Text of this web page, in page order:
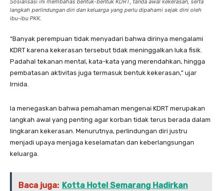
Sosialisasi ini membahas bentuk-bentuk KDRT, tanda awal kekerasan, serta
langkah perlindungan diri dan keluarga yang perlu dipahami sejak dini oleh
ibu-ibu PKK.
“Banyak perempuan tidak menyadari bahwa dirinya mengalami
KDRT karena kekerasan tersebut tidak meninggalkan luka fisik.
Padahal tekanan mental, kata-kata yang merendahkan, hingga
pembatasan aktivitas juga termasuk bentuk kekerasan,” ujar
Irnida.
Ia menegaskan bahwa pemahaman mengenai KDRT merupakan
langkah awal yang penting agar korban tidak terus berada dalam
lingkaran kekerasan. Menurutnya, perlindungan diri justru
menjadi upaya menjaga keselamatan dan keberlangsungan
keluarga.
Baca juga: Kotta Hotel Semarang Hadirkan